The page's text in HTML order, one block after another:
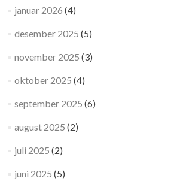
januar 2026 (4)
desember 2025 (5)
november 2025 (3)
oktober 2025 (4)
september 2025 (6)
august 2025 (2)
juli 2025 (2)
juni 2025 (5)